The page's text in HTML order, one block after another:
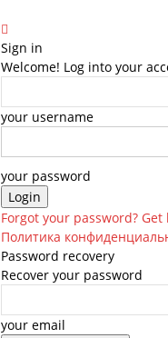
Sign in
Welcome! Log into your
your username
your password
Forgot your password? Get
Политика
Password recovery
Recover your password
your email